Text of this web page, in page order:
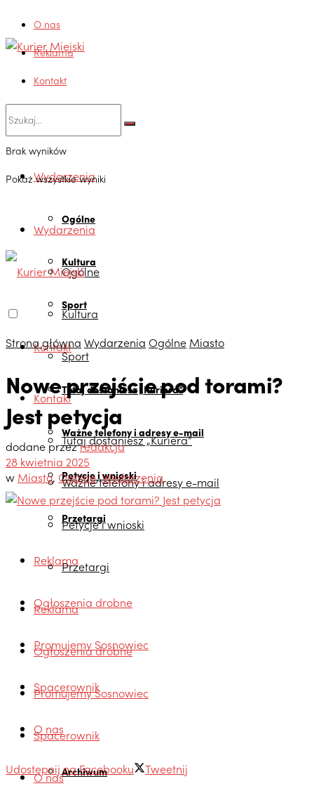
O nas
Reklama
Kontakt
Brak wyników
Pokaż wszystkie wyniki
Wydarzenia
Ogólne
Kultura
Sport
Kontakt
Tutaj dostaniesz „Kuriera”
Ważne telefony i adresy e-mail
Petycje i wnioski
Przetargi
Reklama
Ogłoszenia drobne
Promujemy Sosnowiec
Spacerownik
O nas
Archiwum
Wydarzenia
Ogólne
Kultura
Sport
Kontakt
Tutaj dostaniesz „Kuriera”
Ważne telefony i adresy e-mail
Petycje i wnioski
Przetargi
Reklama
Ogłoszenia drobne
Promujemy Sosnowiec
Spacerownik
O nas
Strona główna Wydarzenia Ogólne Miasto
Nowe przejście pod torami?
Jest petycja
dodane przezredakcja
28 kwietnia 2025
w Miasto, Ogólne,Wydarzenia
Udostępnij na Facebooku
Tweetnij